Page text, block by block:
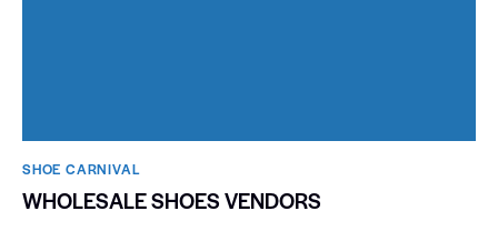
SHOE CARNIVAL​
WHOLESALE SHOES VENDORS